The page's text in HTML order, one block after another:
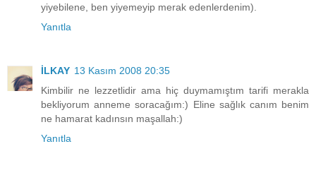
yiyebilene, ben yiyemeyip merak edenlerdenim).
Yanıtla
İLKAY 13 Kasım 2008 20:35
Kimbilir ne lezzetlidir ama hiç duymamıştım tarifi merakla
bekliyorum anneme soracağım:) Eline sağlık canım benim
ne hamarat kadınsın maşallah:)
Yanıtla